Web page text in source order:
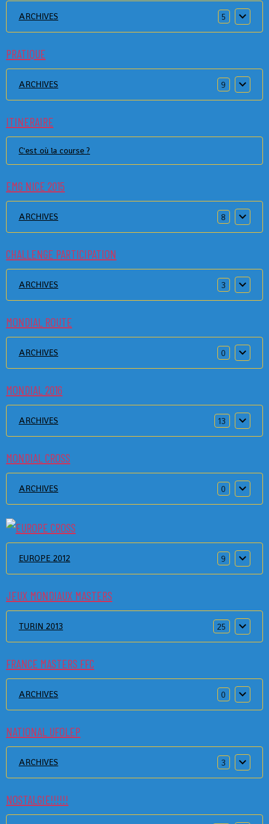
ARCHIVES 5
PRATIQUE
ARCHIVES 9
ITINERAIRE
C'est où la course ?
EMG NICE 2015
ARCHIVES 8
CHALLENGE PARTICIPATION
ARCHIVES 3
MONDIAL ROUTE
ARCHIVES 0
MONDIAL 2016
ARCHIVES 13
MONDIAL CROSS
ARCHIVES 0
EUROPE 2012 9
JEUX MONDIAUX MASTERS
TURIN 2013 25
FRANCE MASTERS FFC
ARCHIVES 0
NATIONAL UFOLEP
ARCHIVES 3
NOSTALGIE!!!!!!